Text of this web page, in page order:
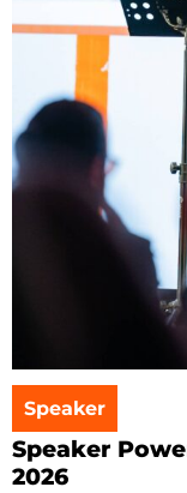
Speaker
Speaker
2026